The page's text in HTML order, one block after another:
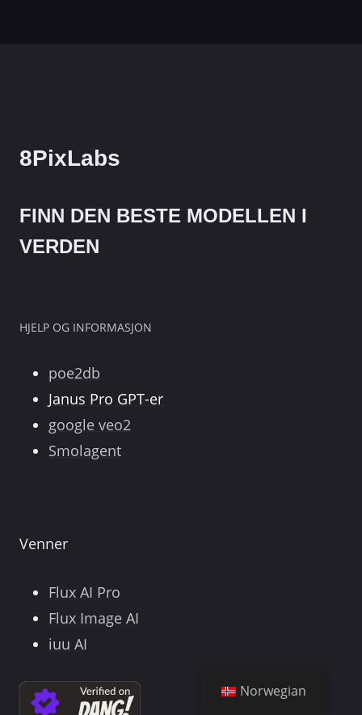
8PixLabs
FINN DEN BESTE MODELLEN I
VERDEN
HJELP OG INFORMASJON
poe2db
Janus Pro GPT-er
google veo2
Smolagent
Venner
Flux AI Pro
Flux Image AI
iuu AI
Norwegian